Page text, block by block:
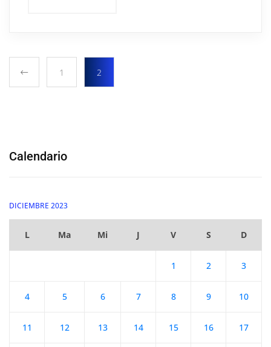
1 2
Calendario
DICIEMBRE 2023
L Ma Mi J V S D
1 2 3
4 5 6 7 8 9 10
11 12 13 14 15 16 17